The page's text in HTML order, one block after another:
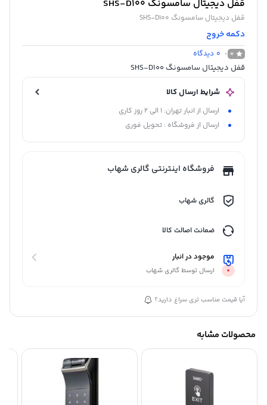
قفل دیجیتال سامسونگ SHS-D100
قفل دیجیتال سامسونگ SHS-D100
دکمه خروج
0
0 دیدگاه
قفل دیجیتال سامسونگ SHS-D100
شرایط ارسال کالا
ارسال از انبار تهران: 1 الی 2 روز کاری
ارسال از فروشگاه : تحویل فوری
فروشگاه اینترنتی گالری شهاب
گالری شهاب
ضمانت اصالت کالا
موجود در انبار
ارسال توسط گالری شهاب
آیا قیمت مناسب تری سراغ دارید؟
محصولات مشابه